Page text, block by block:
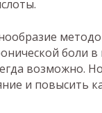
боли в
возможно.
и повысить